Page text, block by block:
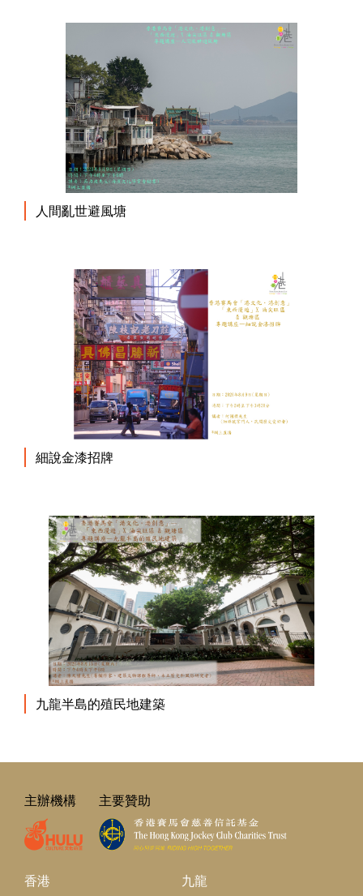
人間亂世避風塘
細說金漆招牌
九龍半島的殖民地建築
主辦機構 主要贊助
香港 九龍